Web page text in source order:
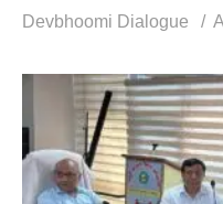
Devbhoomi Dialogue